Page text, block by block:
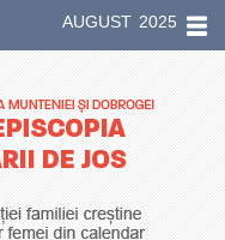
AUGUST 2025